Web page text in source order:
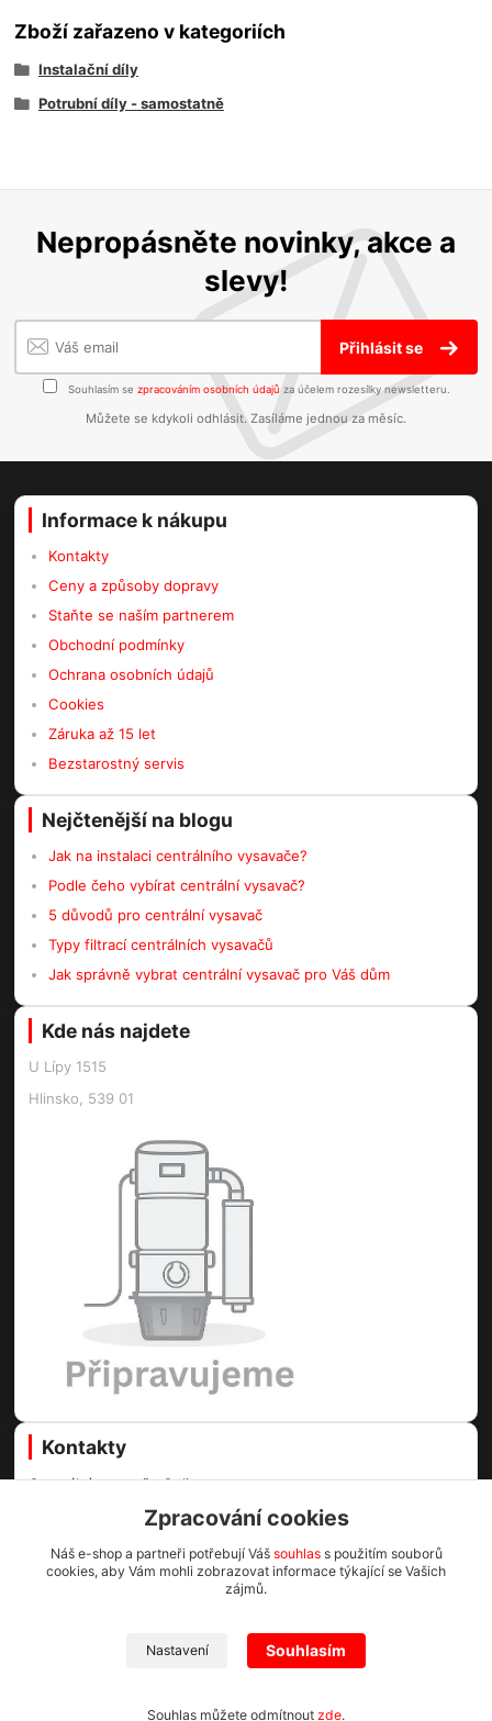
Zboží zařazeno v kategoriích
Instalační díly
Potrubní díly - samostatně
Nepropásněte novinky, akce a
slevy!
Přihlásit se
Souhlasím se zpracováním osobních údajů za účelem rozesílky newsletteru.
Můžete se kdykoli odhlásit. Zasíláme jednou za měsíc.
Informace k nákupu
Kontakty
Ceny a způsoby dopravy
Staňte se naším partnerem
Obchodní podmínky
Ochrana osobních údajů
Cookies
Záruka až 15 let
Bezstarostný servis
Nejčtenější na blogu
Jak na instalaci centrálního vysavače?
Podle čeho vybírat centrální vysavač?
5 důvodů pro centrální vysavač
Typy filtrací centrálních vysavačů
Jak správně vybrat centrální vysavač pro Váš dům
Kde nás najdete
U Lípy 1515
Hlinsko, 539 01
Kontakty
Centrální vysavače Online
Martin Voda
+420 773 99 60 89
(Po-Pá, 8-16.30 hod.)
Centrální vysavače Online 2023
Zpracování cookies
Náš e-shop a partneři potřebují Váš souhlass použitím souborů
cookies, aby Vám mohli zobrazovat informace týkající se Vašich
zájmů.
Nastavení Souhlasím
Souhlas můžete odmítnout zde.